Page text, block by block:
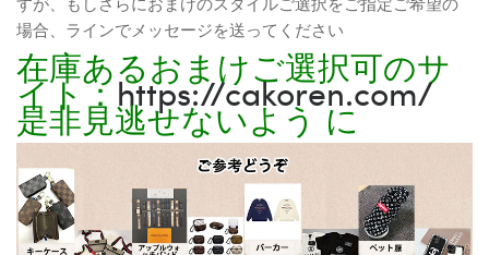
場合、ラインでメッセージを送ってください
在庫あるおまけご選択可のサ
イト：https://cakoren.com/
是非見逃せないよう に